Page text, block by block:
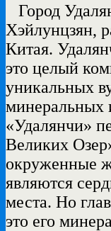
Город
Хэйлунцзян,
Китая.
это целый
уникальных
минеральных
«Удалянчи»
Великих
окруженные
являются
места. Но
это его